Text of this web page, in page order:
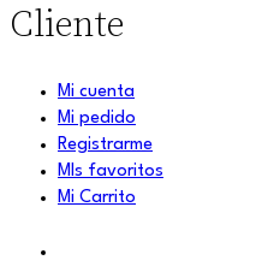
Cliente
Mi cuenta
Mi pedido
Registrarme
MIs favoritos
Mi Carrito